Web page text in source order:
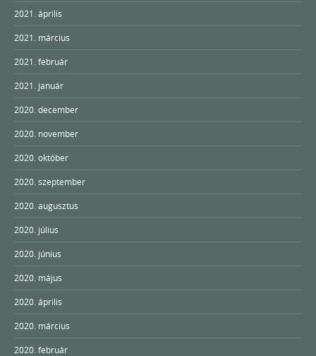
2021. április
2021. március
2021. február
2021. január
2020. december
2020. november
2020. október
2020. szeptember
2020. augusztus
2020. július
2020. június
2020. május
2020. április
2020. március
2020. február